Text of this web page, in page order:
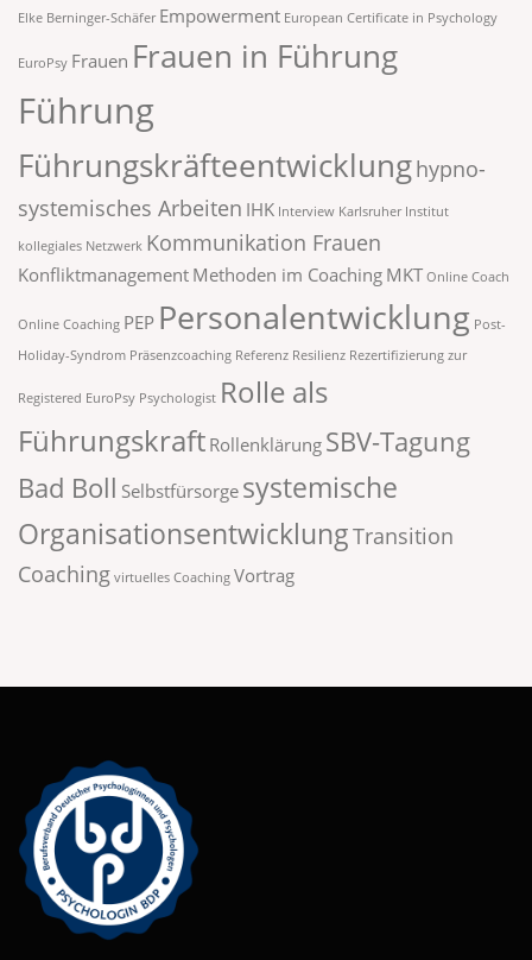
Elke Berninger-Schäfer Empowerment European Certificate in Psychology
EuroPsy Frauen Frauen in Führung
Führung
Führungskräfteentwicklunghypno-
systemisches Arbeiten IHK Interview Karlsruher Institut
kollegiales Netzwerk Kommunikation Frauen
Konfliktmanagement Methoden im Coaching MKT Online Coach
Online Coaching PEP Personalentwicklung Post-
Holiday-Syndrom Präsenzcoaching Referenz Resilienz Rezertifizierung zur
Registered EuroPsy Psychologist Rolle als
Führungskraft Rollenklärung SBV-Tagung
Bad Boll Selbstfürsorge systemische
OrganisationsentwicklungTransition
Coaching virtuelles Coaching Vortrag